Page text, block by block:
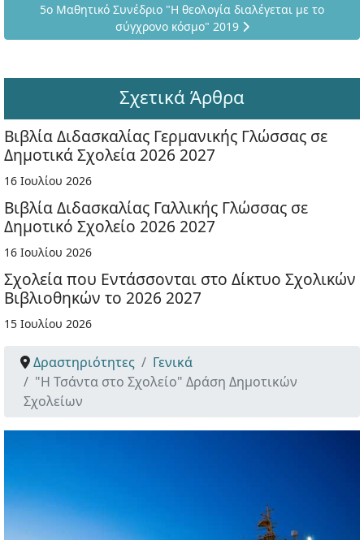
Επόμενο άρθρο: 5ο Μαθητικό Συνέδριο "Η θεολογία
5ο Μαθητικό Συνέδριο "Η θεολογία διαλέγεται με το
σύγχρονο κόσμο" 2019
Σχετικά Άρθρα
Βιβλία Διδασκαλίας Γερμανικής Γλώσσας σε
Δημοτικά Σχολεία 2026 2027
16 Ιουλίου 2026
Βιβλία Διδασκαλίας Γαλλικής Γλώσσας σε
Δημοτικό Σχολείο 2026 2027
16 Ιουλίου 2026
Σχολεία που Εντάσσονται στο Δίκτυο Σχολικών
Βιβλιοθηκών το 2026 2027
15 Ιουλίου 2026
Δραστηριότητες
Γενικά
"Η Τσάντα στο Σχολείο" Δράση Δημοτικών
Σχολείων